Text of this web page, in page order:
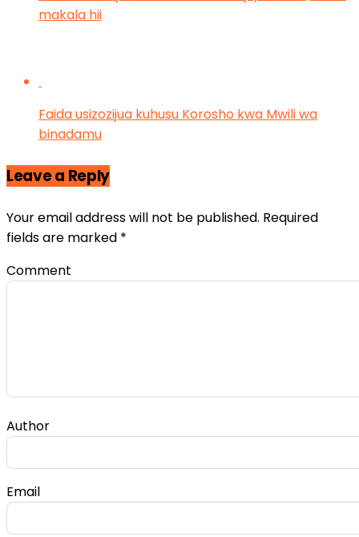
makala hii
Faida usizozijua kuhusu Korosho kwa Mwili wa
binadamu
Leave a Reply
Your email address will not be published. Required
fields are marked *
Comment
Author
Email